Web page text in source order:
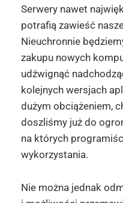
Serwery nawet
potrafią zawieść
Nieuchronnie
zakupu nowych
udźwignąć
kolejnych wersjach
dużym obciążeniem,
doszliśmy już do
na których
wykorzystania.
Nie można jednak